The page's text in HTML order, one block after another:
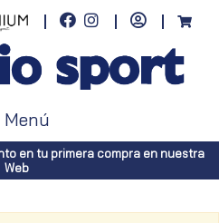
Menú
en tu primera compra en nuestra
Web